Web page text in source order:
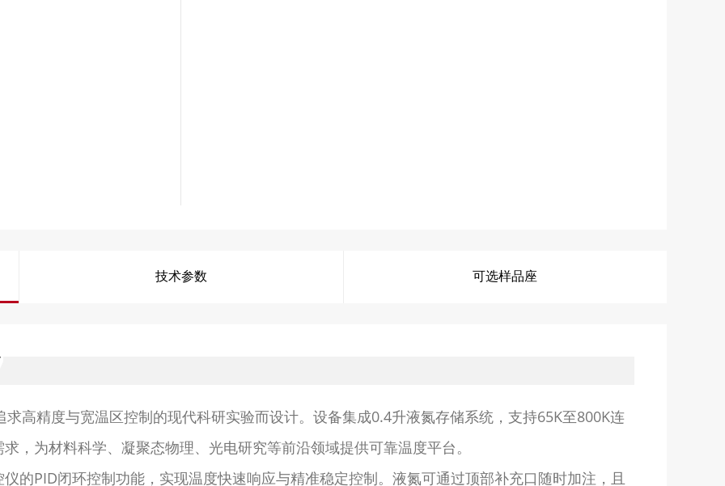
技术参数 可选样品座
高精度与宽温区控制的现代科研实验而设计。设备集成0.4升液氮存储系统，支持65K至800K连
，为材料科学、凝聚态物理、光电研究等前沿领域提供可靠温度平台。
的PID闭环控制功能，实现温度快速响应与精准稳定控制。液氮可通过顶部补充口随时加注，且